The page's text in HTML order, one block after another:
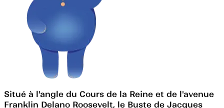
Situé à l'angle du Cours de la Reine et de l'avenue
Franklin Delano Roosevelt, le Buste de Jacques